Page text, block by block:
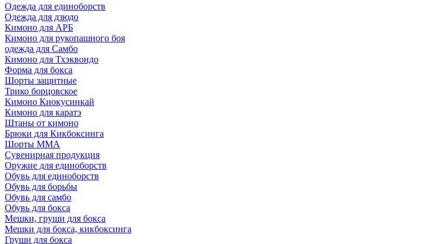
Одежда для единоборств
Одежда для дзюдо
Кимоно для АРБ
Кимоно для рукопашного боя
одежда для Самбо
Кимоно для Тхэквондо
Форма для бокса
Шорты защитные
Трико борцовское
Кимоно Киокусинкай
Кимоно для каратэ
Штаны от кимоно
Брюки для Кикбоксинга
Шорты ММА
Сувенирная продукция
Оружие для единоборств
Обувь для единоборств
Обувь для борьбы
Обувь для самбо
Обувь для бокса
Мешки, груши для бокса
Мешки для бокса, кикбоксинга
Груши для бокса